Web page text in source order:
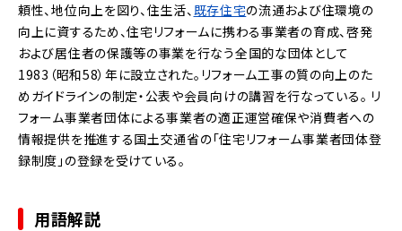
頼性、地位向上を図り、住生活、既存住宅の流通および住環境の
向上に資するため、住宅リフォームに携わる事業者の育成、啓発
および居住者の保護等の事業を行なう全国的な団体として
1983（昭和58）年に設立された。リフォーム工事の質の向上のた
めガイドラインの制定・公表や会員向けの講習を行なっている。 リ
フォーム事業者団体による事業者の適正運営確保や消費者への
情報提供を推進する国土交通省の「住宅リフォーム事業者団体登
録制度」の登録を受けている。
用語解説